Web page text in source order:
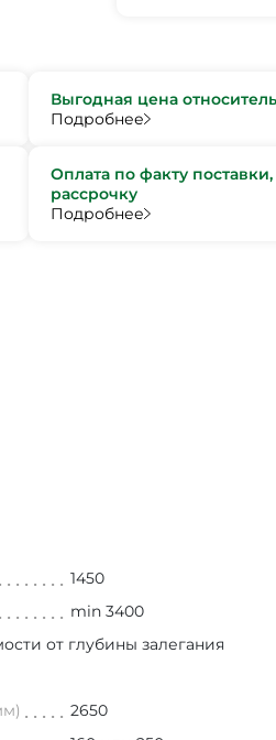
Выгодная цена
Подробнее
Оплата по факту
рассрочку
Подробнее
1450
min 3400
от глубины залегания
2650